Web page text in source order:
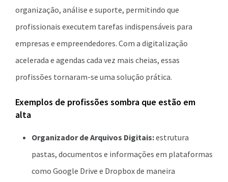
organização, análise e suporte, permitindo que
profissionais executem tarefas indispensáveis para
empresas e empreendedores. Com a digitalização
acelerada e agendas cada vez mais cheias, essas
profissões tornaram-se uma solução prática.
Exemplos de profissões sombra que estão em
alta
Organizador de Arquivos Digitais:estrutura
pastas, documentos e informações em plataformas
como Google Drive e Dropbox de maneira